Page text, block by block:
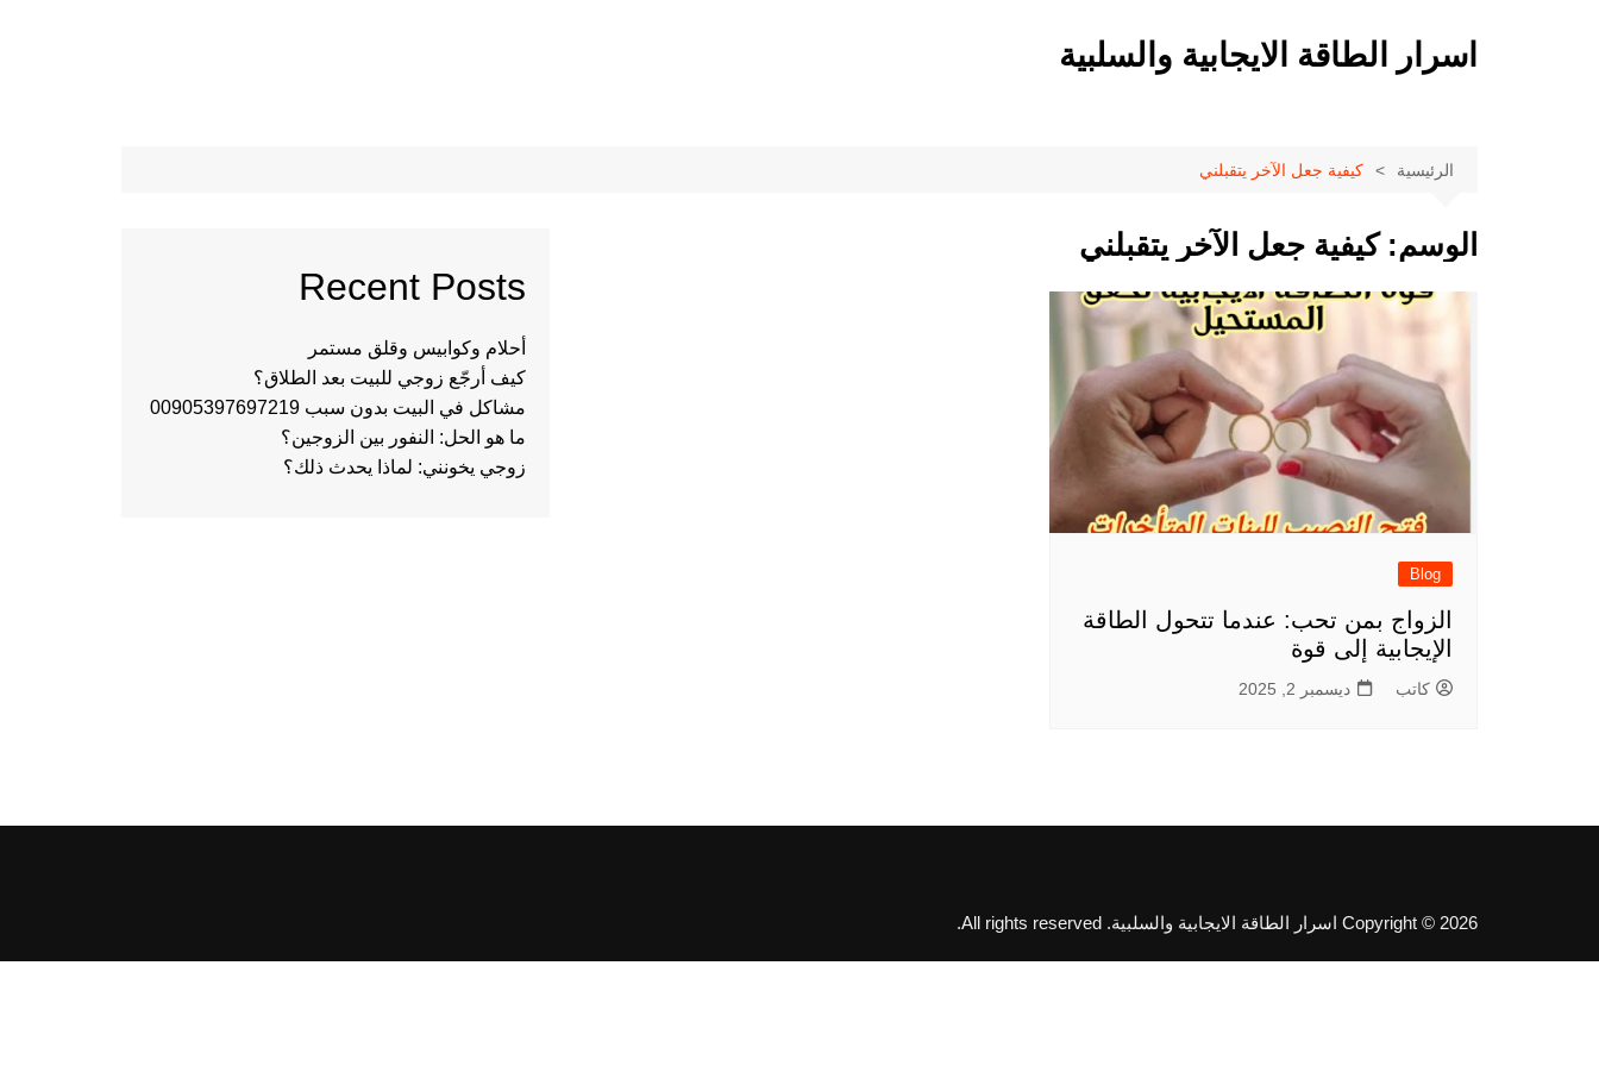
اسرار الطاقة الايجابية والسلبية
الرئيسية كيفية جعل الآخر يتقبلني
الوسم:كيفية جعل الآخر يتقبلني
Blog
الزواج بمن تحب: عندما تتحول الطاقة
الإيجابية إلى قوة
كاتب ديسمبر 2, 2025
Recent Posts
أحلام وكوابيس وقلق مستمر
كيف أرجّع زوجي للبيت بعد الطلاق؟
مشاكل في البيت بدون سبب 00905397697219
ما هو الحل: النفور بين الزوجين؟
زوجي يخونني: لماذا يحدث ذلك؟
Copyright © 2026 اسرار الطاقة الايجابية والسلبية. All rights reserved.